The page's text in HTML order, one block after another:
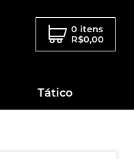
0 itens
R$0,00
Tático